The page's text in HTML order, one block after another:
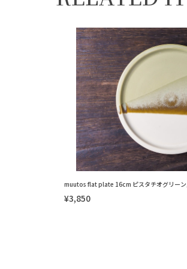
muutos flat plate 16cm ピスタチオグリー
¥3,850